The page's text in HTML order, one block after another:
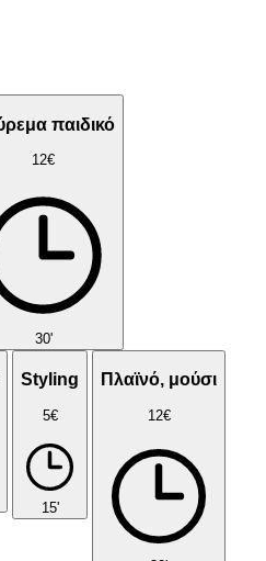
παιδικό
12€
30'
Styling
5€
15'
Πλαϊνό, μούσι
12€